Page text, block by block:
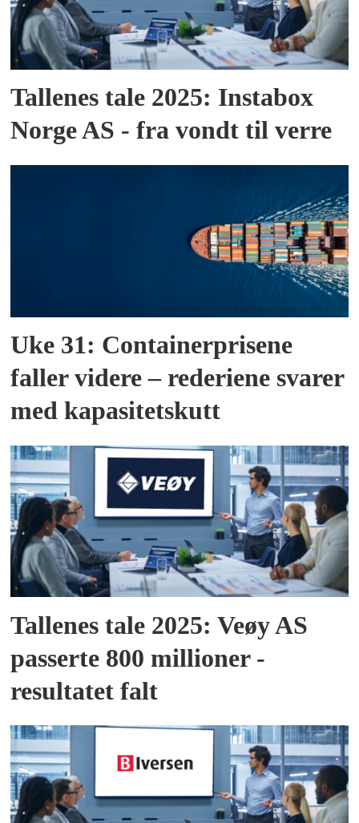
Tallenes tale 2025: Instabox
Norge AS - fra vondt til verre
Uke 31: Containerprisene
faller videre – rederiene svarer
med kapasitetskutt
Tallenes tale 2025: Veøy AS
passerte 800 millioner -
resultatet falt